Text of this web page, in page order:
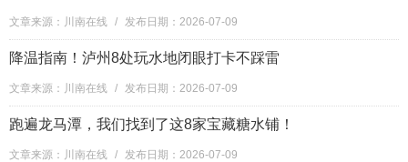
文章来源：川南在线 / 发布日期：2026-07-09
降温指南！泸州8处玩水地闭眼打卡不踩雷
文章来源：川南在线 / 发布日期：2026-07-09
跑遍龙马潭，我们找到了这8家宝藏糖水铺！
文章来源：川南在线 / 发布日期：2026-07-09